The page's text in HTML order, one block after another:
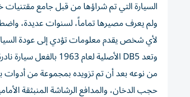
لأي شخص يقدم معلومات تؤدي إلى عودة
من نوعه بعد أن تم تزويده بمجموعة من أدوات
حجب الدخان، والمدافع الرشاشة المنبثقة